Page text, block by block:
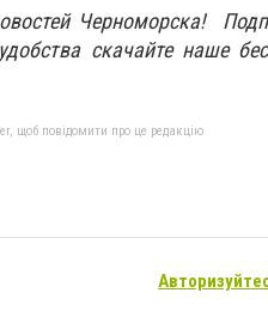
Черноморска!
скачайте наше
щоб повідомити про це редакцію